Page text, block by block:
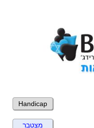
Handicap
מצטבר